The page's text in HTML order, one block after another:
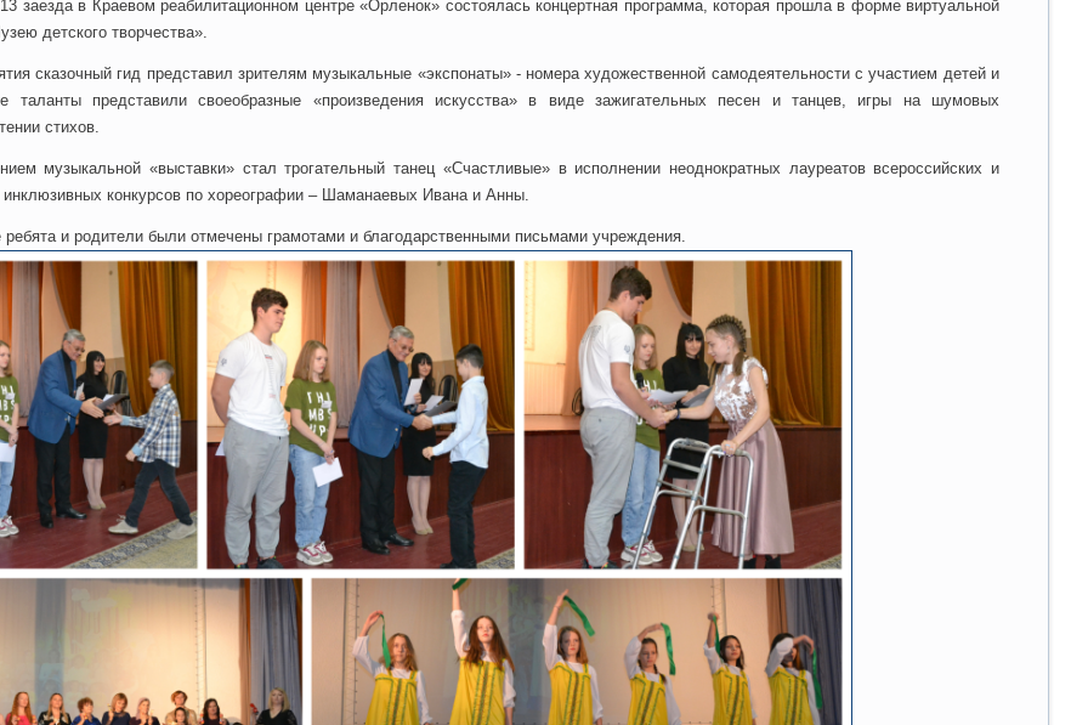
заезда в Краевом реабилитационном центре «Орленок» состоялась концертная программа, которая прошла в форме виртуальной
детского творчества».
сказочный гид представил зрителям музыкальные «экспонаты» - номера художественной самодеятельности с участием детей и
таланты представили своеобразные «произведения искусства» в виде зажигательных песен и танцев, игры на шумовых
стихов.
музыкальной «выставки» стал трогательный танец «Счастливые» в исполнении неоднократных лауреатов всероссийских и
конкурсов по хореографии – Шаманаевых Ивана и Анны.
и родители были отмечены грамотами и благодарственными письмами учреждения.